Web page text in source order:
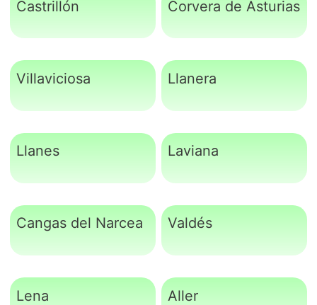
Castrillón Corvera de Asturias
Villaviciosa Llanera
Llanes Laviana
Cangas del Narcea Valdés
Lena Aller